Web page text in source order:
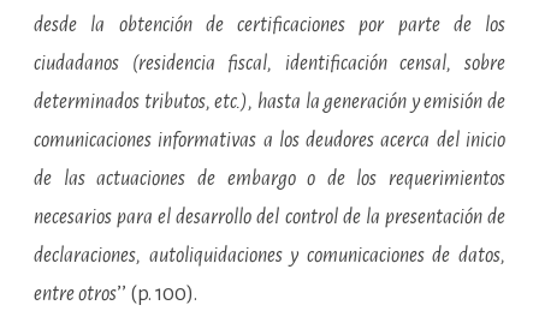
desde la obtención de certificaciones por parte de los
ciudadanos (residencia fiscal, identificación censal, sobre
determinados tributos, etc.), hasta la generación y emisión de
comunicaciones informativas a los deudores acerca del inicio
de las actuaciones de embargo o de los requerimientos
necesarios para el desarrollo del control de la presentación de
declaraciones, autoliquidaciones y comunicaciones de datos,
entre otros’’ (p. 100).